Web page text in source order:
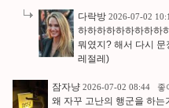
다락방 2026-07-02
하하하하하하하하하
뭐였지? 해서 다시 문
레절레)
잠자냥 2026-07-02 08:44 좋
왜 자꾸 고난의 행군을 하